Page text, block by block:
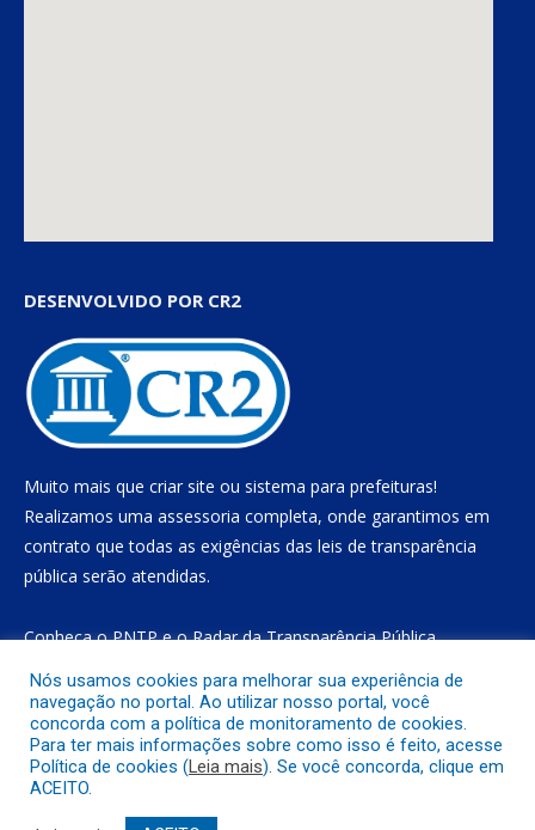
DESENVOLVIDO POR CR2
Muito mais que criar site ou sistema para prefeituras!
Realizamos uma assessoria completa, onde garantimos em
contrato que todas as exigências das leis de transparência
pública serão atendidas.
Conheça oPNTPe oRadar da Transparência Pública
Todos os direitos reservados a Prefeitura Municipal de Gurupá
Mapa do Site
Acessar o Webmail
Nós usamos cookies para melhorar sua experiência de
navegação no portal. Ao utilizar nosso portal, você
concorda com a política de monitoramento de cookies.
Para ter mais informações sobre como isso é feito, acesse
Política de cookies (Leia mais). Se você concorda, clique em
ACEITO.